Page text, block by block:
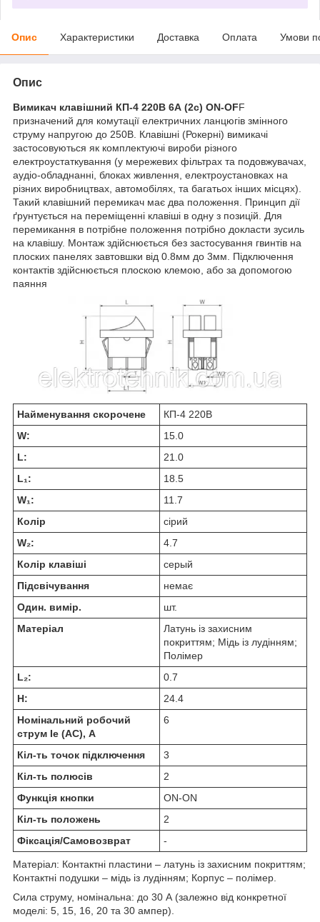
Опис Характеристики Доставка Оплата Умови
Опис
Вимикач клавішний КП-4 220В 6А (2с) ON-OFF
призначений для комутації електричних ланцюгів змінного
струму напругою до 250В. Клавішні (Рокерні) вимикачі
застосовуються як комплектуючі вироби різного
електроустаткування (у мережевих фільтрах та подовжувачах,
аудіо-обладнанні, блоках живлення, електроустановках на
різних виробництвах, автомобілях, та багатьох інших місцях).
Такий клавішний перемикач має два положення. Принцип дії
ґрунтується на переміщенні клавіші в одну з позицій. Для
перемикання в потрібне положення потрібно докласти зусиль
на клавішу. Монтаж здійснюється без застосування гвинтів на
плоских панелях завтовшки від 0.8мм до 3мм. Підключення
контактів здійснюється плоскою клемою, або за допомогою
паяння
Найменування скорочене
КП-4 220В
W:
15.0
L:
21.0
L₁:
18.5
W₁:
11.7
Колір
сірий
W₂:
4.7
Колір клавіші
серый
Підсвічування
немає
Один. вимір.
шт.
Матеріал
Латунь із захисним
покриттям; Мідь із лудінням;
Полімер
L₂:
0.7
H:
24.4
Номінальний робочий
струм Ie (AC), А
6
Кіл-ть точок підключення
3
Кіл-ть полюсів
2
Функція кнопки
ON-ON
Кіл-ть положень
2
Фіксація/Самовозврат
-
Матеріал: Контактні пластини – латунь із захисним покриттям;
Контактні подушки – мідь із лудінням; Корпус – полімер.
Сила струму, номінальна: до 30 А (залежно від конкретної
моделі: 5, 15, 16, 20 та 30 ампер).